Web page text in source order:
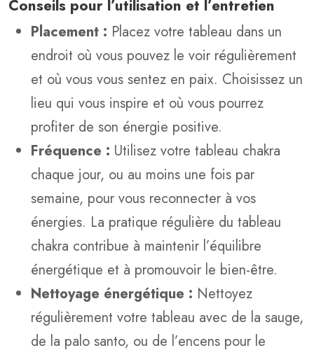
Conseils pour l’utilisation et l’entretien
Placement : Placez votre tableau dans un
endroit où vous pouvez le voir régulièrement
et où vous vous sentez en paix. Choisissez un
lieu qui vous inspire et où vous pourrez
profiter de son énergie positive.
Fréquence : Utilisez votre tableau chakra
chaque jour, ou au moins une fois par
semaine, pour vous reconnecter à vos
énergies. La pratique régulière du tableau
chakra contribue à maintenir l’équilibre
énergétique et à promouvoir le bien-être.
Nettoyage énergétique : Nettoyez
régulièrement votre tableau avec de la sauge,
de la palo santo, ou de l’encens pour le